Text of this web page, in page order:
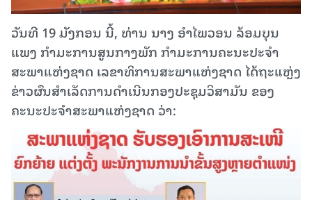
ວັນທີ 19 ມັງກອນ ນີ້, ທ່ານ ນາງ ອຳໄພວອນ ລ້ອມບຸນ
ແພງ ກຳມະການສູນກາງພັກ ກຳມະການຄະນະປະຈຳ
ສະພາແຫ່ງຊາດ ເລຂາທິການສະພາແຫ່ງຊາດ ໄດ້ຖະແຫຼ່ງ
ຂ່າວຜົນສໍາເລັດການດໍາເນີນກອງປະຊຸມວິສາມັນ ຂອງ
ຄະນະປະຈຳສະພາແຫ່ງຊາດ ວ່າ: